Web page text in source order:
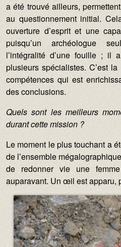
a été trouvé ailleurs,
au questionnement initial.
ouverture d’esprit et une
puisqu’un archéologue
l’intégralité d’une fouille ; il
plusieurs spécialistes. C’est
compétences qui est
des conclusions.
Quels sont les meilleurs
durant cette mission ?
Le moment le plus touchant a
de l’ensemble
de redonner vie une
auparavant. Un œil est apparu,
Image :